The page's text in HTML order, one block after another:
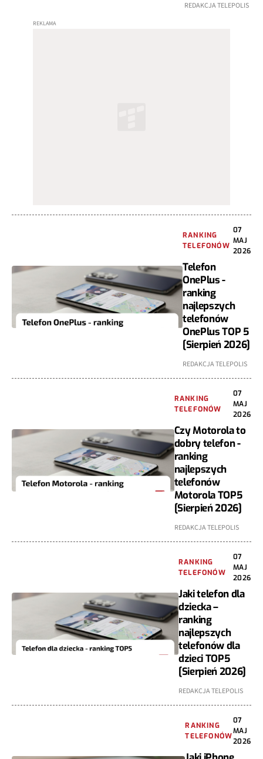
REDAKCJA TELEPOLIS
RANKING
TELEFONÓW
07
MAJ
2026
Telefon
OnePlus -
ranking
najlepszych
telefonów
OnePlus TOP 5
[Sierpień 2026]
REDAKCJA TELEPOLIS
RANKING
TELEFONÓW
07
MAJ
2026
Czy Motorola to
dobry telefon -
ranking
najlepszych
telefonów
Motorola TOP5
[Sierpień 2026]
REDAKCJA TELEPOLIS
RANKING
TELEFONÓW
07
MAJ
2026
Jaki telefon dla
dziecka –
ranking
najlepszych
telefonów dla
dzieci TOP5
[Sierpień 2026]
REDAKCJA TELEPOLIS
RANKING
TELEFONÓW
07
MAJ
2026